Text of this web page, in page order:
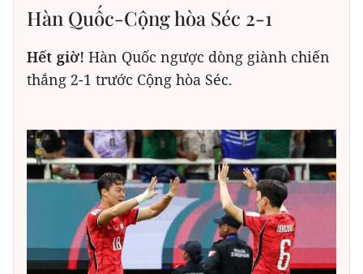
Hàn Quốc-Cộng hòa Séc 2-1
Hết giờ! Hàn Quốc ngược dòng giành chiến
thắng 2-1 trước Cộng hòa Séc.